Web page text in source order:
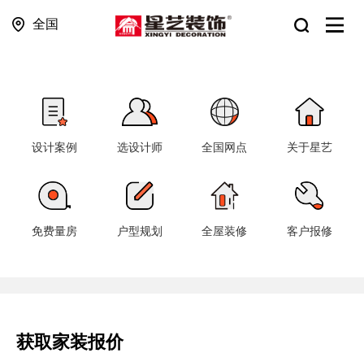
全国
设计案例 选设计师 全国网点 关于星艺
免费量房 户型规划 全屋装修 客户报修
获取家装报价